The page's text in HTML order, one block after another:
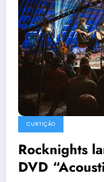
CURTIÇÃO
Rocknights
DVD